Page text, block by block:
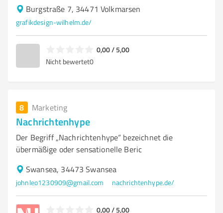
Burgstraße 7, 34471 Volkmarsen
grafikdesign-wilhelm.de/
0,00 / 5,00
Nicht bewertet0
8 Marketing
Nachrichtenhype
Der Begriff „Nachrichtenhype“ bezeichnet die
übermäßige oder sensationelle Beric
Swansea, 34473 Swansea
johnleo1230909@gmail.com nachrichtenhype.de/
0,00 / 5,00